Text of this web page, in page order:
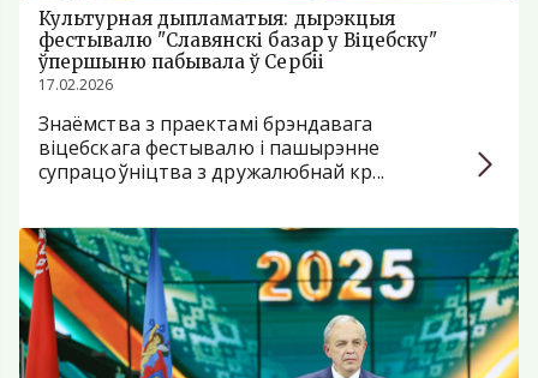
Культурная дыпламатыя: дырэкцыя
фестывалю "Славянскі базар у Віцебску"
ўпершыню пабывала ў Сербіі
17.02.2026
Знаёмства з праектамі брэндавага
віцебскага фестывалю і пашырэнне
супрацоўніцтва з дружалюбнай кр...